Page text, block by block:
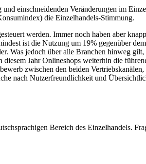
einschneidenden Veränderungen im
die Einzelhandels-Stimmung.
werden. Immer noch haben aber
ist die Nutzung um 19% gegenüber
Was jedoch über alle Branchen hinweg gilt,
Jahr Onlineshops weiterhin die
zwischen den beiden
nach Nutzerfreundlichkeit und
Bereich des Einzelhandels.